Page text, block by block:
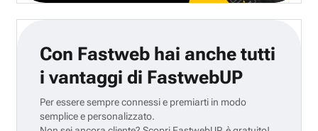
Con Fastweb hai anche tutti
i vantaggi di FastwebUP
Per essere sempre connessi e premiarti in modo
semplice e personalizzato.